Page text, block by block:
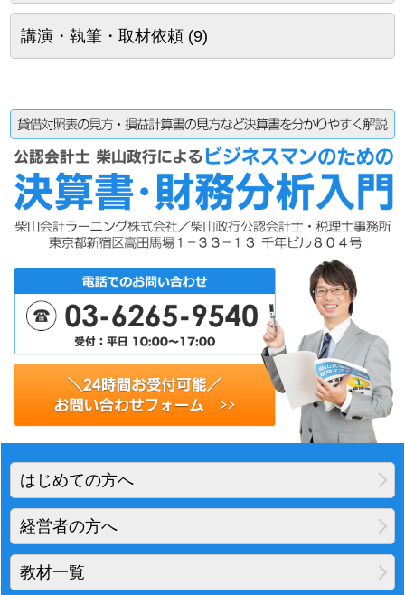
講演・執筆・取材依頼(9)
はじめての方へ
経営者の方へ
教材一覧